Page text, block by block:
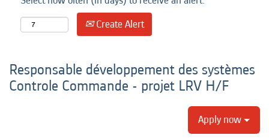
Create Alert
Responsable développement des systèmes
Controle Commande - projet LRV H/F
Apply now